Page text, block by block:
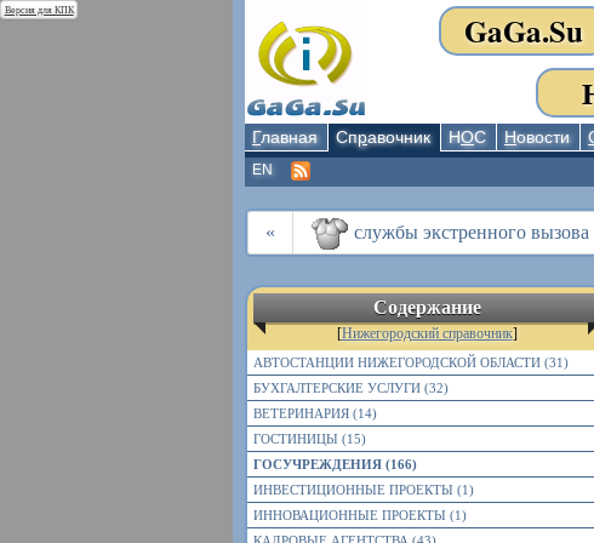
Версия для КПК GaGa.Su
Главная Справочник НОС Новости
EN
« службы экстренного вызова
Содержание
[Нижегородский справочник]
АВТОСТАНЦИИ НИЖЕГОРОДСКОЙ ОБЛАСТИ (31)
БУХГАЛТЕРСКИЕ УСЛУГИ (32)
ВЕТЕРИНАРИЯ (14)
ГОСТИНИЦЫ (15)
ГОСУЧРЕЖДЕНИЯ (166)
ИНВЕСТИЦИОННЫЕ ПРОЕКТЫ (1)
ИННОВАЦИОННЫЕ ПРОЕКТЫ (1)